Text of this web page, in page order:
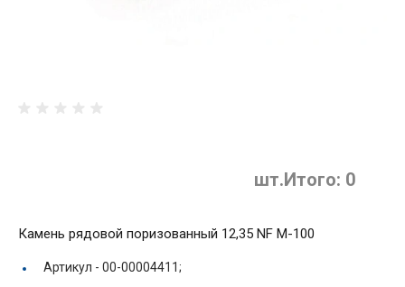
шт.Итого: 0
Камень рядовой поризованный 12,35 NF М-100
Артикул - 00-00004411;